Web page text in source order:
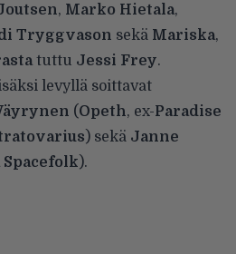
, Marko Hietala,
Tryggvason sekä Mariska,
tuttu Jessi Frey.
levyllä soittavat
(Opeth, ex-Paradise
) sekä Janne
).